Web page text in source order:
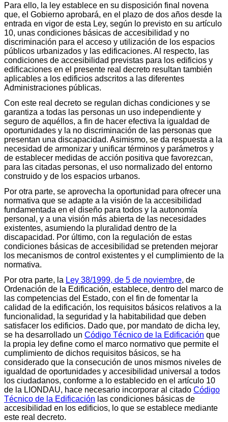
Para ello, la ley establece en su disposición final novena
que, el Gobierno aprobará, en el plazo de dos años desde la
entrada en vigor de esta Ley, según lo previsto en su artículo
10, unas condiciones básicas de accesibilidad y no
discriminación para el acceso y utilización de los espacios
públicos urbanizados y las edificaciones. Al respecto, las
condiciones de accesibilidad previstas para los edificios y
edificaciones en el presente real decreto resultan también
aplicables a los edificios adscritos a las diferentes
Administraciones públicas.
Con este real decreto se regulan dichas condiciones y se
garantiza a todas las personas un uso independiente y
seguro de aquéllos, a fin de hacer efectiva la igualdad de
oportunidades y la no discriminación de las personas que
presentan una discapacidad. Asimismo, se da respuesta a la
necesidad de armonizar y unificar términos y parámetros y
de establecer medidas de acción positiva que favorezcan,
para las citadas personas, el uso normalizado del entorno
construido y de los espacios urbanos.
Por otra parte, se aprovecha la oportunidad para ofrecer una
normativa que se adapte a la visión de la accesibilidad
fundamentada en el diseño para todos y la autonomía
personal, y a una visión más abierta de las necesidades
existentes, asumiendo la pluralidad dentro de la
discapacidad. Por último, con la regulación de estas
condiciones básicas de accesibilidad se pretenden mejorar
los mecanismos de control existentes y el cumplimiento de la
normativa.
Por otra parte, la Ley 38/1999, de 5 de noviembre, de
Ordenación de la Edificación, establece, dentro del marco de
las competencias del Estado, con el fin de fomentar la
calidad de la edificación, los requisitos básicos relativos a la
funcionalidad, la seguridad y la habitabilidad que deben
satisfacer los edificios. Dado que, por mandato de dicha ley,
se ha desarrollado un Código Técnico de la Edificación que
la propia ley define como el marco normativo que permite el
cumplimiento de dichos requisitos básicos, se ha
considerado que la consecución de unos mismos niveles de
igualdad de oportunidades y accesibilidad universal a todos
los ciudadanos, conforme a lo establecido en el artículo 10
de la LIONDAU, hace necesario incorporar al citado Código
Técnico de la Edificación las condiciones básicas de
accesibilidad en los edificios, lo que se establece mediante
este real decreto.